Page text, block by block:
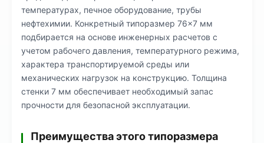
температурах, печное оборудование, трубы
нефтехимии. Конкретный типоразмер 76×7 мм
подбирается на основе инженерных расчетов с
учетом рабочего давления, температурного режима,
характера транспортируемой среды или
механических нагрузок на конструкцию. Толщина
стенки 7 мм обеспечивает необходимый запас
прочности для безопасной эксплуатации.
Преимущества этого типоразмера